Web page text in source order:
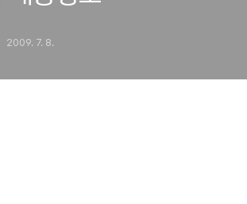
2009. 7. 8.